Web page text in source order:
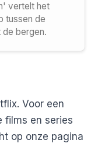
vertelt het
tussen de
de bergen.
Voor een
films en series
op onze pagina